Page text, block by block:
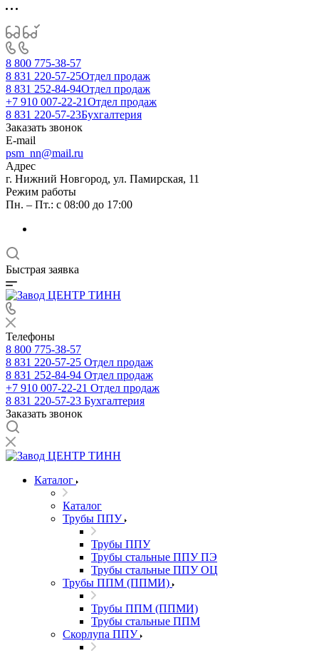
8 800 775-38-57
8 831 220-57-25Отдел продаж
8 831 252-84-94Отдел продаж
+7 910 007-22-21Отдел продаж
8 831 220-57-23Бухгалтерия
Заказать звонок
E-mail
psm_nn@mail.ru
Адрес
г. Нижний Новгород, ул. Памирская, 11
Режим работы
Пн. – Пт.: с 08:00 до 17:00
Быстрая заявка
Телефоны
8 800 775-38-57
8 831 220-57-25 Отдел продаж
8 831 252-84-94 Отдел продаж
+7 910 007-22-21 Отдел продаж
8 831 220-57-23 Бухгалтерия
Заказать звонок
Каталог
Каталог
Трубы ППУ
Трубы ППУ
Трубы стальные ППУ ПЭ
Трубы стальные ППУ ОЦ
Трубы ППМ (ППМИ)
Трубы ППМ (ППМИ)
Трубы стальные ППМ
Скорлупа ППУ